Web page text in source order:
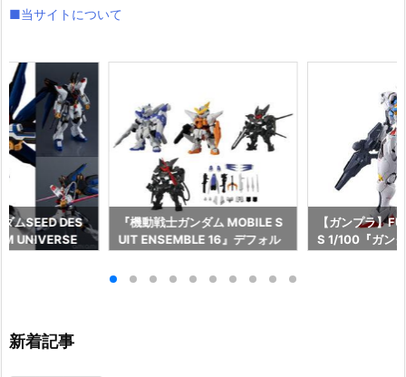
■当サイトについて
ムSEED DES
UNIVERSE
『機動戦士ガンダム MOBILE S
UIT ENSEMBLE 16』デフォル
イ】より2026年12月再販予定♪
【ガンプラ】
S 1/100『ガン
新着記事